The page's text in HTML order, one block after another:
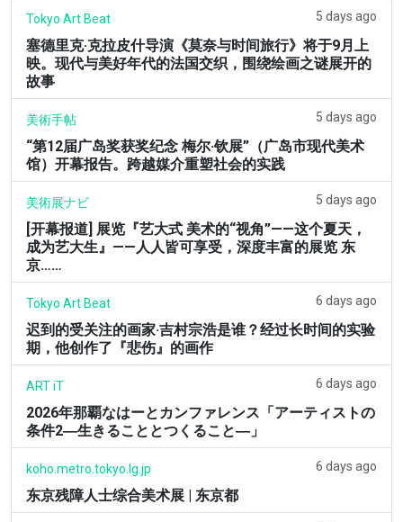
Tokyo Art Beat 5 days ago
塞德里克·克拉皮什导演《莫奈与时间旅行》将于9月上
映。现代与美好年代的法国交织，围绕绘画之谜展开的
故事
美術手帖 5 days ago
“第12届广岛奖获奖纪念 梅尔·钦展”（广岛市现代美术
馆）开幕报告。跨越媒介重塑社会的实践
美術展ナビ 5 days ago
[开幕报道] 展览『艺大式 美术的“视角”——这个夏天，
成为艺大生』——人人皆可享受，深度丰富的展览 东
京……
Tokyo Art Beat 6 days ago
迟到的受关注的画家·吉村宗浩是谁？经过长时间的实验
期，他创作了『悲伤』的画作
ART iT 6 days ago
2026年那覇なはーとカンファレンス「アーティストの
条件2―生きることとつくること―」
koho.metro.tokyo.lg.jp 6 days ago
东京残障人士综合美术展 | 东京都